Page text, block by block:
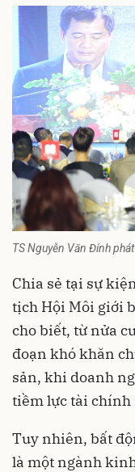
TS Nguyễn Văn Đính
Chia sẻ tại sự
tịch Hội Môi giới
cho biết, từ nửa
đoạn khó khăn
sản, khi doanh
tiềm lực tài chính
Tuy nhiên, bất
là một ngành